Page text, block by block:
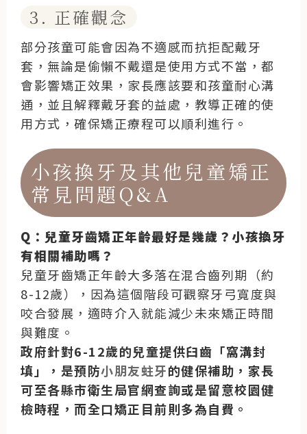
3. 正確觀念
部分孩童可能會因為不適感而抗拒配戴牙
套，無論是偷懶不戴還是使用方式不當，都
會影響矯正效果，家長應該要和孩童耐心溝
通，並且解釋戴牙套的益處，教導正確的使
用方式，確保矯正療程可以順利進行。
小孩換牙及其他兒童矯正
常見問題Q&A
Q：兒童牙齒矯正年齡最好是幾歲？小孩換牙
有相關補助嗎？
兒童牙齒矯正年齡大多落在混合齒列期（約
8-12歲），因為這個階段可觀察牙弓寬度與
咬合發展，適時介入就能減少未來矯正時間
與難度。
政府針對6-12歲的兒童提供臼齒「窩溝封
填」，是預防小朋友蛀牙的健保補助，家長
可至各縣市衛生局官網查詢或是留意校園健
檢時程，而全口矯正目前則多為自費。